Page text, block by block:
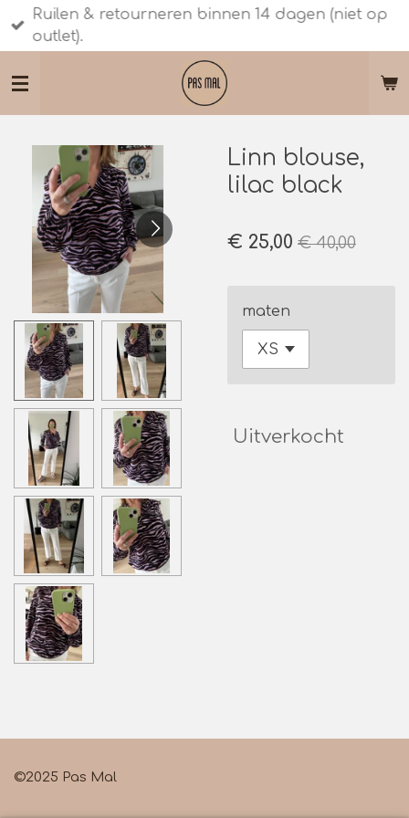
Ga
direct
de
Ruilen & retourneren binnen 14 dagen (niet op
outlet).
Linn blouse,
lilac black
€ 25,00 € 40,00
maten
Uitverkocht
©2025 Pas Mal